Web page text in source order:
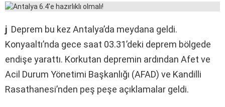
j Deprem bu kez Antalya’da meydana geldi.
Konyaaltı’nda gece saat 03.31’deki deprem bölgede
endişe yarattı. Korkutan depremin ardından Afet ve
Acil Durum Yönetimi Başkanlığı (AFAD) ve Kandilli
Rasathanesi’nden peş peşe açıklamalar geldi.